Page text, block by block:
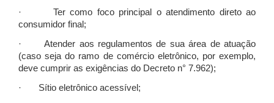
· Ter como foco principal o atendimento direto ao
consumidor final;
· Atender aos regulamentos de sua área de atuação
(caso seja do ramo de comércio eletrônico, por exemplo,
deve cumprir as exigências do Decreto n° 7.962);
· Sítio eletrônico acessível;